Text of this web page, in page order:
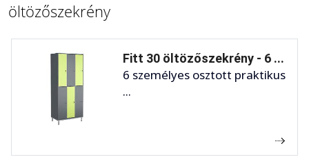
öltözőszekrény
Fitt 30 öltözőszekrény - 6 ...
6 személyes osztott praktikus
...